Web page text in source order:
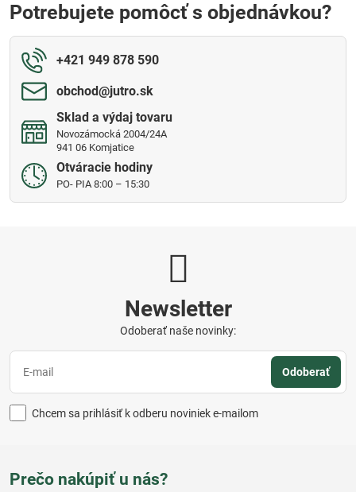
Potrebujete pomôcť s objednávkou?
+421 949 878 590
obchod​@jutro​.sk
Sklad a výdaj tovaru
Novozámocká 2004/24A
941 06 Komjatice
Otváracie hodiny
PO- PIA 8:00 – 15:30
Newsletter
Odoberať naše novinky:
Odoberať
Chcem sa prihlásiť k odberu noviniek e-mailom
Prečo nakúpiť u nás?